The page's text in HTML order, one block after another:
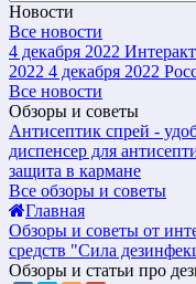
Новости
Все новости
4 декабря 2022
2022 4 декабря 2022
Все новости
Обзоры и советы
Антисептик спрей -
диспенсер для
защита в кармане
Все обзоры и советы
Главная
Обзоры и советы от
средств "Сила
Обзоры и статьи про